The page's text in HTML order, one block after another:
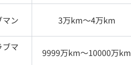
ン 3万km〜4万km
マ
9999万km〜10000万km